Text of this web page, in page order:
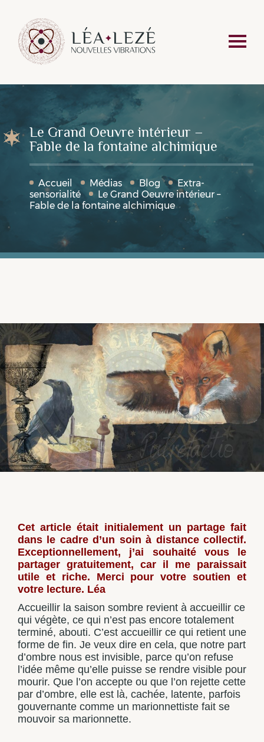
Le Grand Oeuvre intérieur –
Fable de la fontaine alchimique
Accueil Médias Blog
Extra-
sensorialité
Le Grand Oeuvre intérieur –
Fable de la fontaine alchimique
Cetarticle était initialement un partage fait
dans le cadre d’un soin à distance collectif.
Exceptionnellement, j’ai souhaité vous le
partager gratuitement, car il me paraissait
utile et riche. Merci pour votre soutien et
votre lecture. Léa
Accueillir la saison sombre revient à accueillir ce
qui végète, ce qui n’est pas encore totalement
terminé, abouti. C’est accueillir ce qui retient une
forme de fin. Je veux dire en cela, que notre part
d’ombre nous est invisible, parce qu’on refuse
l’idée même qu’elle puisse se rendre visible pour
mourir. Que l’on accepte ou que l’on rejette cette
par d’ombre, elle est là, cachée, latente, parfois
gouvernante comme un marionnettiste fait se
mouvoir sa marionnette.